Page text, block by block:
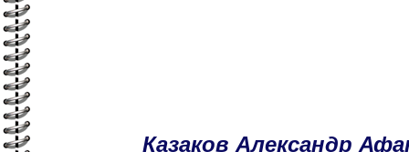
Казаков Александр